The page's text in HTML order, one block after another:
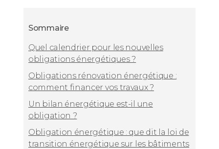
Sommaire
Quel calendrier pour les nouvelles
obligations énergétiques ?
Obligations rénovation énergétique :
comment financer vos travaux ?
Un bilan énergétique est-il une
obligation ?
Obligation énergétique : que dit la loi de
transition énergétique sur les bâtiments